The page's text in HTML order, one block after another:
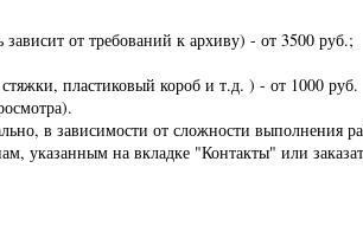
от требований к архиву) - от 3500 руб.;
пластиковый короб и т.д. ) - от 1000 руб.
в зависимости от сложности выполнения
указанным на вкладке "Контакты" или